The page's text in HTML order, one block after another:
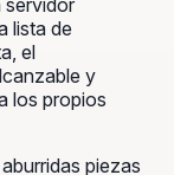
lista de
el
y
los propios
piezas